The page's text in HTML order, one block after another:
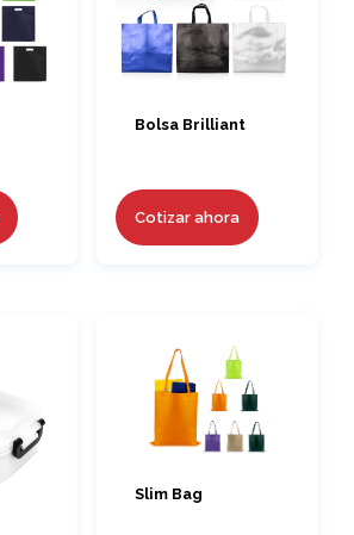
Bolsa Brilliant
Cotizar ahora
Slim Bag